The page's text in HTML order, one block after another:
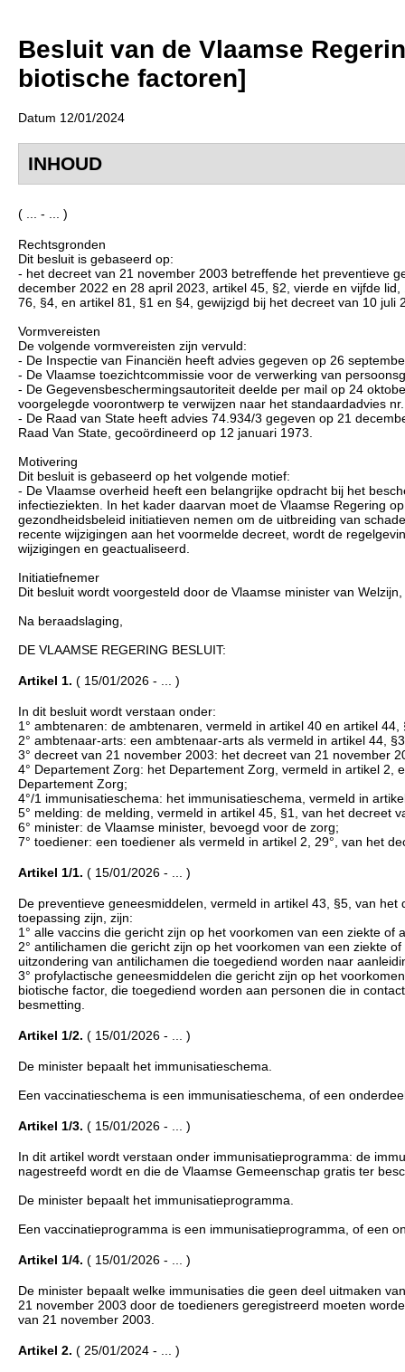
Besluit van de Vlaamse
biotische factoren]
Datum 12/01/2024
INHOUD
( ... - ... )
Rechtsgronden
Dit besluit is gebaseerd op:
- het decreet van 21 november 2003 betreffende het preventieve
december 2022 en 28 april 2023, artikel 45, §2, vierde en vijfde
76, §4, en artikel 81, §1 en §4, gewijzigd bij het decreet van 10 juli
Vormvereisten
De volgende vormvereisten zijn vervuld:
- De Inspectie van Financiën heeft advies gegeven op 26
- De Vlaamse toezichtcommissie voor de verwerking van
- De Gegevensbeschermingsautoriteit deelde per mail op 24
voorgelegde voorontwerp te verwijzen naar het standaardadvies
- De Raad van State heeft advies 74.934/3 gegeven op 21
Raad Van State, gecoördineerd op 12 januari 1973.
Motivering
Dit besluit is gebaseerd op het volgende motief:
- De Vlaamse overheid heeft een belangrijke opdracht bij het
infectieziekten. In het kader daarvan moet de Vlaamse Regering
gezondheidsbeleid initiatieven nemen om de uitbreiding van
recente wijzigingen aan het voormelde decreet, wordt de
wijzigingen en geactualiseerd.
Initiatiefnemer
Dit besluit wordt voorgesteld door de Vlaamse minister van
Na beraadslaging,
DE VLAAMSE REGERING BESLUIT:
Artikel 1. ( 15/01/2026 - ... )
In dit besluit wordt verstaan onder:
1° ambtenaren: de ambtenaren, vermeld in artikel 40 en artikel
2° ambtenaar-arts: een ambtenaar-arts als vermeld in artikel 44,
3° decreet van 21 november 2003: het decreet van 21 november
4° Departement Zorg: het Departement Zorg, vermeld in artikel
Departement Zorg;
4°/1 immunisatieschema: het immunisatieschema, vermeld in
5° melding: de melding, vermeld in artikel 45, §1, van het decreet
6° minister: de Vlaamse minister, bevoegd voor de zorg;
7° toediener: een toediener als vermeld in artikel 2, 29°, van het
Artikel 1/1. ( 15/01/2026 - ... )
De preventieve geneesmiddelen, vermeld in artikel 43, §5, van
toepassing zijn, zijn:
1° alle vaccins die gericht zijn op het voorkomen van een ziekte
2° antilichamen die gericht zijn op het voorkomen van een ziekte
uitzondering van antilichamen die toegediend worden naar
3° profylactische geneesmiddelen die gericht zijn op het
biotische factor, die toegediend worden aan personen die in
besmetting.
Artikel 1/2. ( 15/01/2026 - ... )
De minister bepaalt het immunisatieschema.
Een vaccinatieschema is een immunisatieschema, of een
Artikel 1/3. ( 15/01/2026 - ... )
In dit artikel wordt verstaan onder immunisatieprogramma: de
nagestreefd wordt en die de Vlaamse Gemeenschap gratis ter
De minister bepaalt het immunisatieprogramma.
Een vaccinatieprogramma is een immunisatieprogramma, of een
Artikel 1/4. ( 15/01/2026 - ... )
De minister bepaalt welke immunisaties die geen deel uitmaken
21 november 2003 door de toedieners geregistreerd moeten
van 21 november 2003.
Artikel 2. ( 25/01/2024 - ... )